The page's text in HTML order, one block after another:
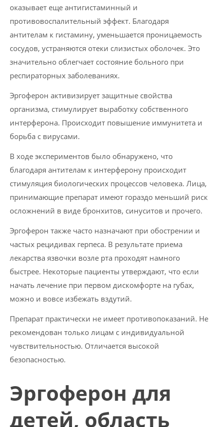
оказывает еще антигистаминный и
противовоспалительный эффект. Благодаря
антителам к гистамину, уменьшается проницаемость
сосудов, устраняются отеки слизистых оболочек. Это
значительно облегчает состояние больного при
респираторных заболеваниях.
Эргоферон активизирует защитные свойства
организма, стимулирует выработку собственного
интерферона. Происходит повышение иммунитета и
борьба с вирусами.
В ходе экспериментов было обнаружено, что
благодаря антителам к интерферону происходит
стимуляция биологических процессов человека. Лица,
принимающие препарат имеют гораздо меньший риск
осложнений в виде бронхитов, синуситов и прочего.
Эргоферон также часто назначают при обострении и
частых рецидивах герпеса. В результате приема
лекарства язвочки возле рта проходят намного
быстрее. Некоторые пациенты утверждают, что если
начать лечение при первом дискомфорте на губах,
можно и вовсе избежать вздутий.
Препарат практически не имеет противопоказаний. Не
рекомендован только лицам с индивидуальной
чувствительностью. Отличается высокой
безопасностью.
Эргоферон для
детей, область